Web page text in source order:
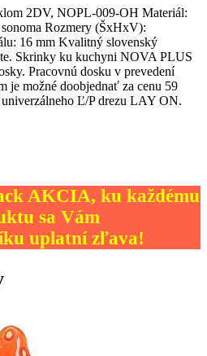
2DV, NOPL-009-OH Materiál:
Rozmery (ŠxHxV):
16 mm Kvalitný slovenský
Skrinky ku kuchyni NOVA PLUS
Pracovnú dosku v prevedení
je možné doobjednať za cenu 59
Ľ/P drezu LAY ON.
AKCIA, ku každému
sa Vám
uplatní zľava!